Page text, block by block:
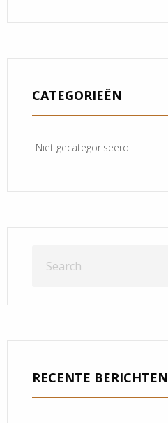
CATEGORIEËN
Niet gecategoriseerd
RECENTE BERICHTEN